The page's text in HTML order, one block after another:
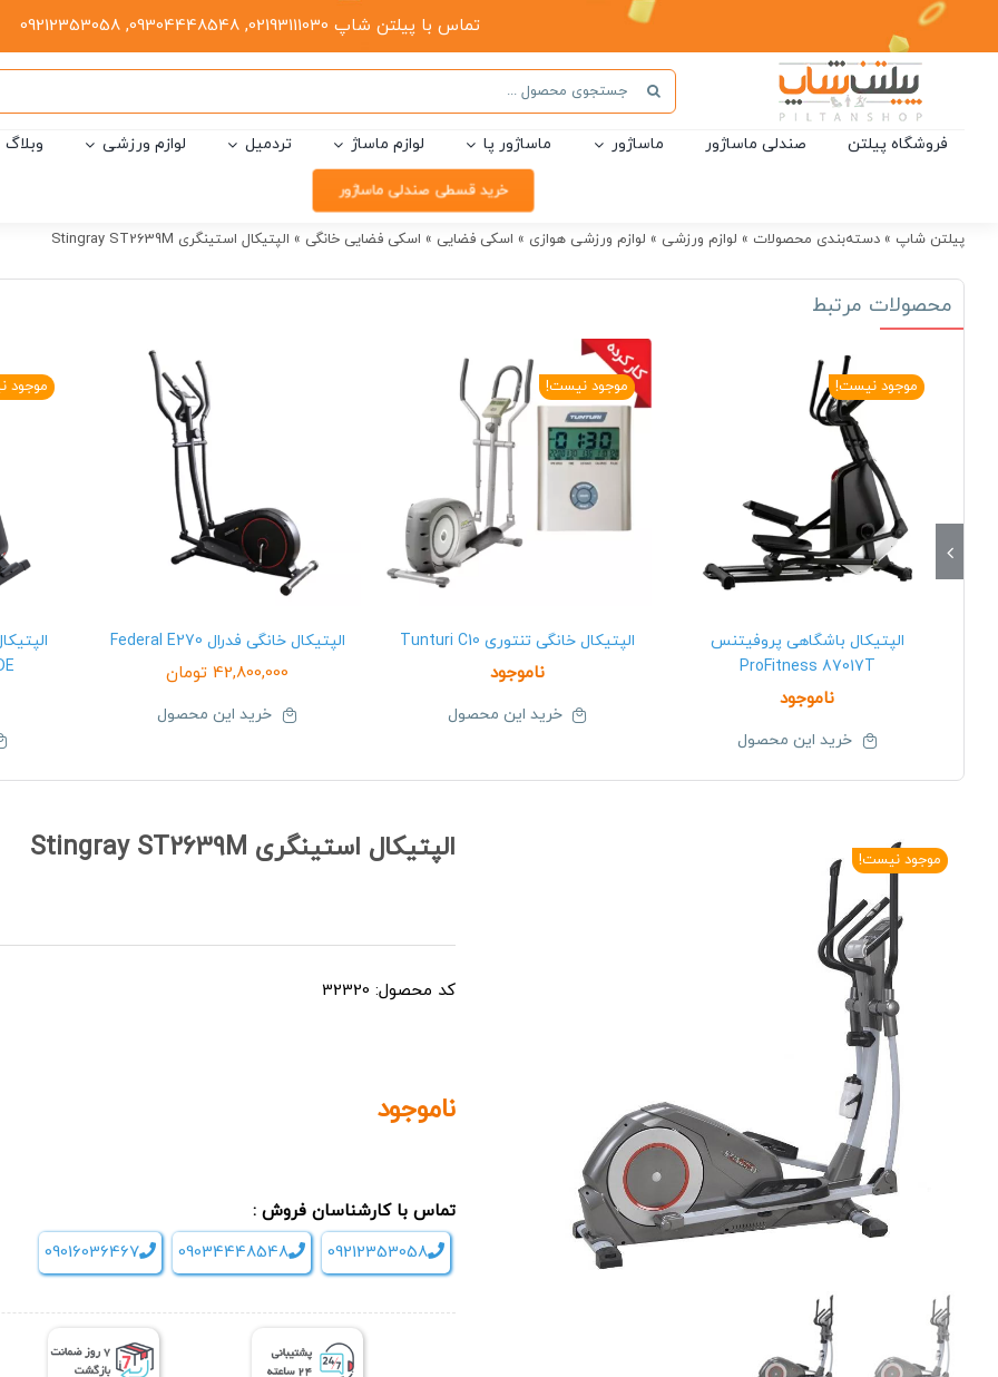
تماس با پیلتن شاپ 02193111030, 09304448548, 09212353058
جستجو
برای:
فروشگاه پیلتن صندلی ماساژور ماساژور ماساژور پا لوازم ماساژ تردمیل لوازم ورزشی وبلاگ
خرید قسطی صندلی ماساژور
پیلتن شاپ » دسته‌بندی محصولات » لوازم ورزشی » لوازم ورزشی هوازی » اسکی فضایی » اسکی فضایی خانگی » الپتیکال استینگری Stingray ST2639M
محصولات مرتبط
موجود نیست!
الپتیکال باشگاهی پروفیتنس
ProFitness 87017T
ناموجود
خرید این محصول
موجود نیست!
الپتیکال خانگی تنتوری Tunturi C10
ناموجود
خرید این محصول
الپتیکال خانگی فدرال Federal E270
42,800,000 تومان
خرید این محصول
موجود
موجود نیست! الپتیکال استینگری Stingray ST2639M
کد محصول: 32320
ناموجود
تماس با کارشناسان فروش :
09212353058
09034448548
09016036467